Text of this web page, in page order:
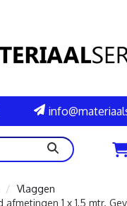
zoeken
Vlaggen
afmetingen 1 x 1,5 mtr.